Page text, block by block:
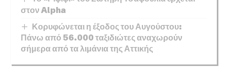
στον Alpha
Κορυφώνεται η έξοδος του Αυγούστου:
Πάνω από 56.000 ταξιδιώτες αναχωρούν
σήμερα από τα λιμάνια της Αττικής